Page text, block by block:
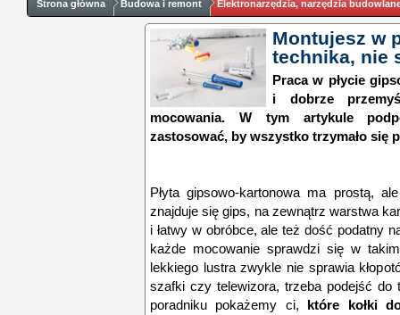
Strona główna Budowa i remont Elektronarzędzia, narzędzia
Montujesz w
technika, nie
Praca w płycie
i dobrze
mocowania. W tym artykule
zastosować, by wszystko trzymało się
Płyta gipsowo-kartonowa ma prostą,
znajduje się gips, na zewnątrz warstwa
i łatwy w obróbce, ale też dość podatny
każde mocowanie sprawdzi się w takim
lekkiego lustra zwykle nie sprawia
szafki czy telewizora, trzeba podejść
poradniku pokażemy ci, które kołki